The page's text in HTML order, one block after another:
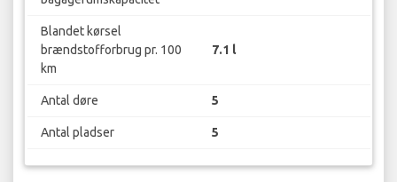
Blandet kørsel
brændstofforbrug pr. 100
km
7.1 l
Antal døre 5
Antal pladser 5